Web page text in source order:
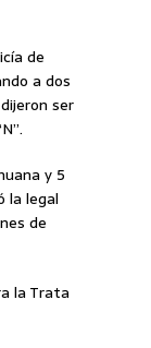
de
a dos
ser
y 5
la legal
de
la Trata